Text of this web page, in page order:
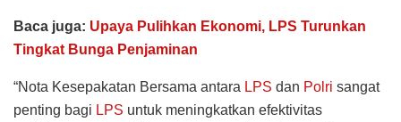
Baca juga: Upaya Pulihkan Ekonomi, LPS Turunkan
Tingkat Bunga Penjaminan
“Nota Kesepakatan Bersama antara LPS dan Polri sangat
penting bagi LPS untuk meningkatkan efektivitas